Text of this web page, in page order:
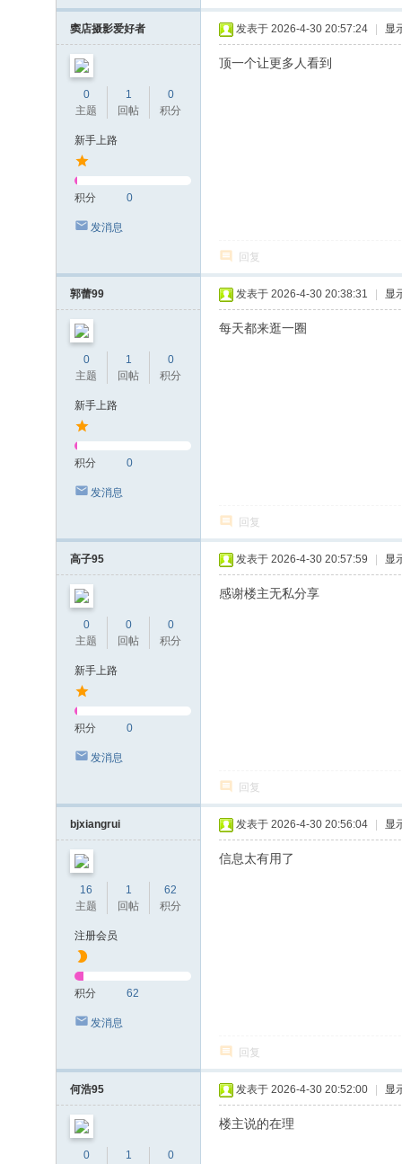
窦店摄影爱好者
0
主题
1
回帖
0
积分
新手上路
积分 0
发消息
发表于 2026-4-30 20:57:24 显
顶一个让更多人看到
回复
郭蕾99
0
主题
1
回帖
0
积分
新手上路
积分 0
发消息
发表于 2026-4-30 20:38:31 显
每天都来逛一圈
回复
高子95
0
主题
0
回帖
0
积分
新手上路
积分 0
发消息
发表于 2026-4-30 20:57:59 显
感谢楼主无私分享
回复
bjxiangrui
16
主题
1
回帖
62
积分
注册会员
积分 62
发消息
发表于 2026-4-30 20:56:04 显
信息太有用了
回复
何浩95
0
1
0
发表于 2026-4-30 20:52:00 显
楼主说的在理